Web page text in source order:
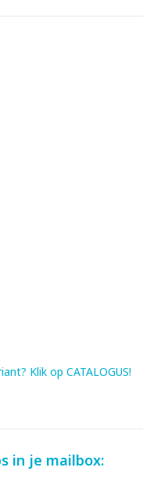
met lauw water: 1x
gebruik.
Klik op CATALOGUS!
in je mailbox: